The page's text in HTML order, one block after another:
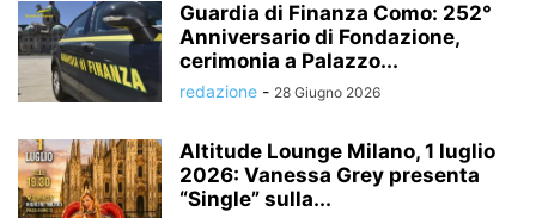
Guardia di Finanza Como: 252°
Anniversario di Fondazione,
cerimonia a Palazzo...
redazione - 28 Giugno 2026
Altitude Lounge Milano, 1 luglio
2026: Vanessa Grey presenta
“Single” sulla...